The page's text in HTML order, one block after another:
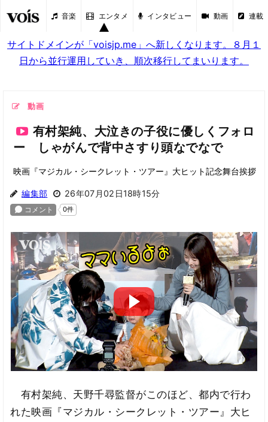
音楽 エンタメ インタビュー 動画 連載
サイトドメインが「voisjp.me」へ新しくなります。８月１
日から並行運用していき、順次移行してまいります。
動画
有村架純、大泣きの子役に優しくフォロ
ー しゃがんで背中さすり頭なでなで
映画『マジカル・シークレット・ツアー』大ヒット記念舞台挨拶
編集部 26年07月02日18時15分
有村架純、天野千尋監督がこのほど、都内で行わ
れた映画『マジカル・シークレット・ツアー』大ヒ